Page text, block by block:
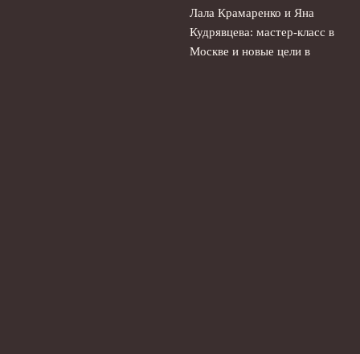
Лала Крамаренко и Яна
Кудрявцева: мастер-класс в
Москве и новые цели в